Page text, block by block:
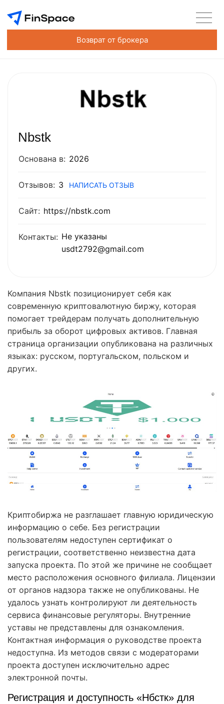
Возврат от брокера
Nbstk
Основана в: 2026
Отзывов: 3 НАПИСАТЬ ОТЗЫВ
Сайт: https://nbstk.com
Контакты: Не указаны
usdt2792@gmail.com
Компания Nbstk позиционирует себя как
современную криптовалютную биржу, которая
помогает трейдерам получать дополнительную
прибыль за оборот цифровых активов. Главная
страница организации опубликована на различных
языках: русском, португальском, польском и
других.
Криптобиржа не разглашает главную юридическую
информацию о себе. Без регистрации
пользователям недоступен сертификат о
регистрации, соответственно неизвестна дата
запуска проекта. По этой же причине не сообщает
место расположения основного филиала. Лицензии
от органов надзора также не опубликованы. Не
удалось узнать контролируют ли деятельность
сервиса финансовые регуляторы. Внутренние
уставы не представлены для ознакомления.
Контактная информация о руководстве проекта
недоступна. Из методов связи с модераторами
проекта доступен исключительно адрес
электронной почты.
Регистрация и доступность «Нбстк» для